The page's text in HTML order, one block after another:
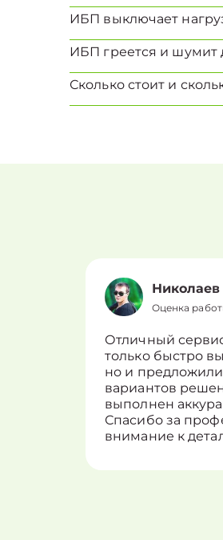
ИБП выключает
ИБП греется и шумит
Сколько стоит и
Оценка
Отличный
только быстро
но и
вариантов
выполнен
Спасибо за
внимание к